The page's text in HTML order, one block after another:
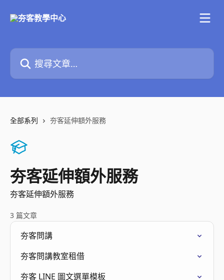
搜尋文章…
全部系列 夯客延伸額外服務
夯客延伸額外服務
夯客延伸額外服務
3 篇文章
夯客問講
夯客問講教室租借
夯客 LINE 圖文選單模板